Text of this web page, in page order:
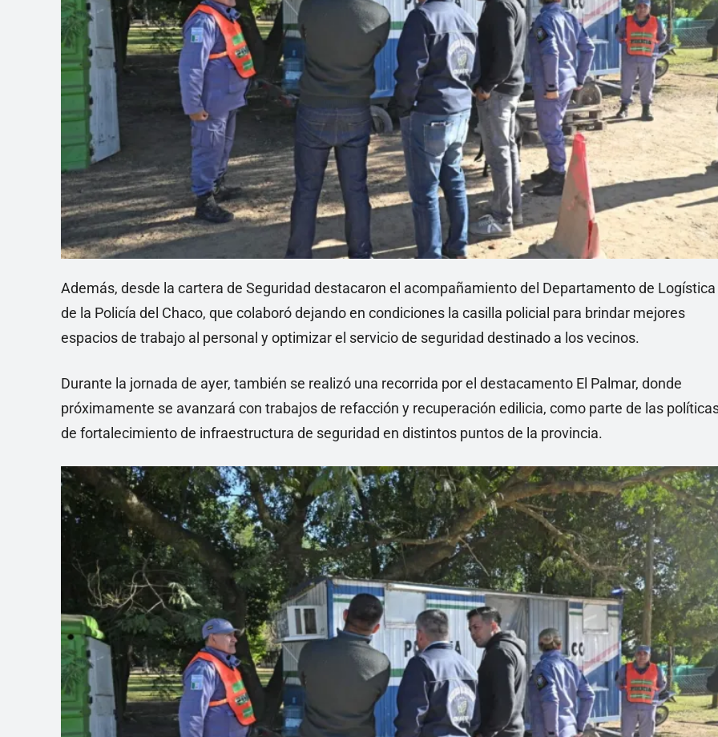
Además, desde la cartera de Seguridad destacaron el acompañamiento del Departamento de Logística
de la Policía del Chaco, que colaboró dejando en condiciones la casilla policial para brindar mejores
espacios de trabajo al personal y optimizar el servicio de seguridad destinado a los vecinos.
Durante la jornada de ayer, también se realizó una recorrida por el destacamento El Palmar, donde
próximamente se avanzará con trabajos de refacción y recuperación edilicia, como parte de las
de fortalecimiento de infraestructura de seguridad en distintos puntos de la provincia.